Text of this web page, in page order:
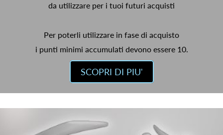
da utilizzare per i tuoi futuri acquisti
Per poterli utilizzare in fase di acquisto
i punti minimi accumulati devono essere 10.
SCOPRI DI PIU'